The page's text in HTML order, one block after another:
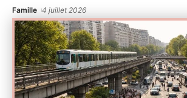
Famille 4 juillet 2026